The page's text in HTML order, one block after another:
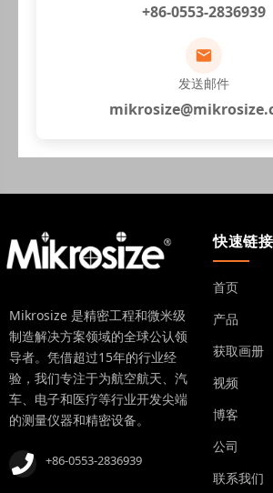
+86-0553-2836939
发送邮件
Mikrosize 是精密工程和微米级
制造解决方案领域的全球公认领
导者。凭借超过15年的行业经
验，我们专注于为航空航天、汽
车、电子和医疗等行业开发尖端
的测量仪器和精密设备。
+86-0553-2836939
快速链接
首页
产品
获取画册
视频
博客
公司
联系我们